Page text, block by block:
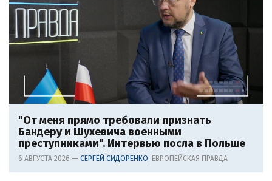
"От меня прямо требовали признать
Бандеру и Шухевича военными
преступниками". Интервью посла в Польше
6 АВГУСТА 2026 — СЕРГЕЙ СИДОРЕНКО, ЕВРОПЕЙСКАЯ ПРАВДА